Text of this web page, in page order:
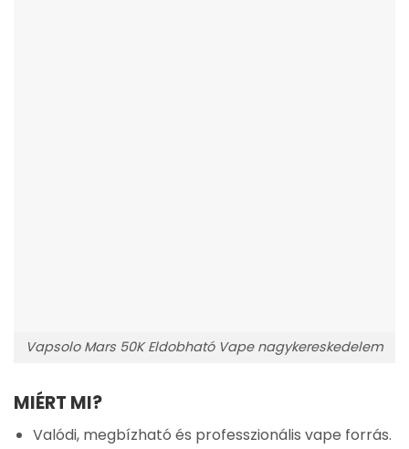
Vapsolo Mars 50K Eldobható Vape nagykereskedelem
MIÉRT MI?
Valódi, megbízható és professzionális vape forrás.